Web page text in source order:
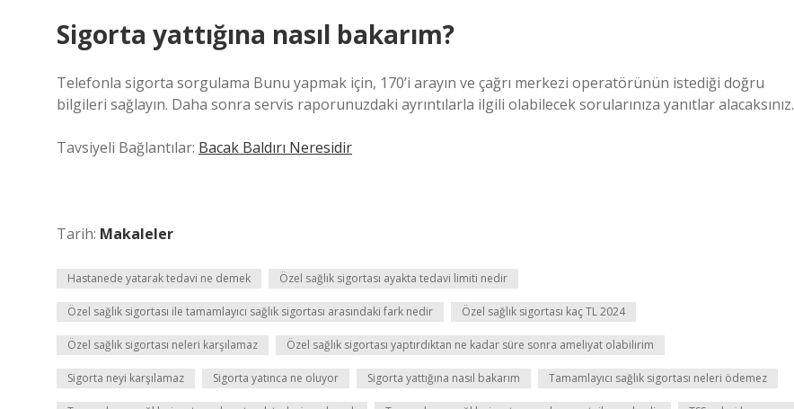
Sigorta yattığına nasıl bakarım?
Telefonla sigorta sorgulama Bunu yapmak için, 170’i arayın ve çağrı merkezi operatörünün istediği doğru
bilgileri sağlayın. Daha sonra servis raporunuzdaki ayrıntılarla ilgili olabilecek sorularınıza yanıtlar alacaksınız.
Tavsiyeli Bağlantılar: Bacak Baldırı Neresidir
Tarih: Makaleler
Hastanede yatarak tedavi ne demek Özel sağlık sigortası ayakta tedavi limiti nedir
Özel sağlık sigortası ile tamamlayıcı sağlık sigortası arasındaki fark nedir Özel sağlık sigortası kaç TL 2024
Özel sağlık sigortası neleri karşılamaz Özel sağlık sigortası yaptırdıktan ne kadar süre sonra ameliyat olabilirim
Sigorta neyi karşılamaz Sigorta yatınca ne oluyor Sigorta yattığına nasıl bakarım Tamamlayıcı sağlık sigortası neleri ödemez